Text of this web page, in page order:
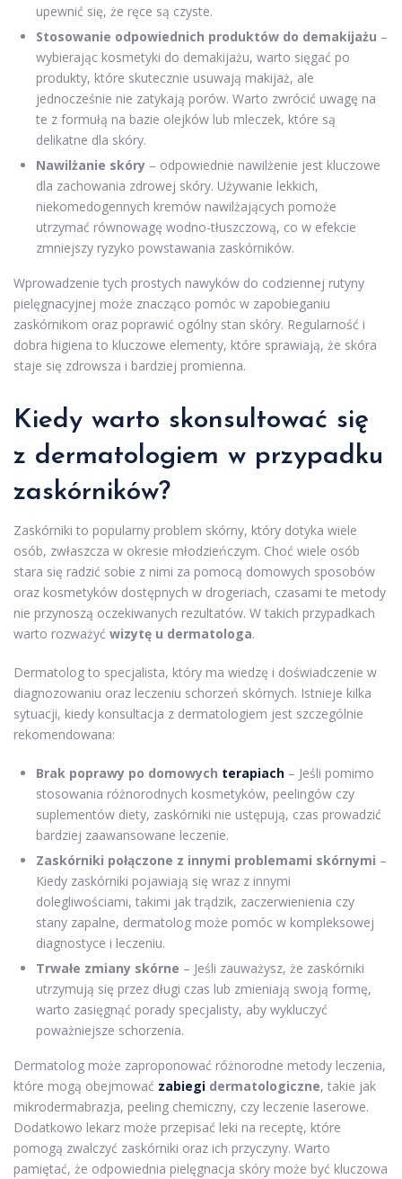
upewnić się, że ręce są czyste.
Stosowanie odpowiednich produktów do demakijażu –
wybierając kosmetyki do demakijażu, warto sięgać po
produkty, które skutecznie usuwają makijaż, ale
jednocześnie nie zatykają porów. Warto zwrócić uwagę na
te z formułą na bazie olejków lub mleczek, które są
delikatne dla skóry.
Nawilżanie skóry – odpowiednie nawilżenie jest kluczowe
dla zachowania zdrowej skóry. Używanie lekkich,
niekomedogennych kremów nawilżających pomoże
utrzymać równowagę wodno-tłuszczową, co w efekcie
zmniejszy ryzyko powstawania zaskórników.
Wprowadzenie tych prostych nawyków do codziennej rutyny
pielęgnacyjnej może znacząco pomóc w zapobieganiu
zaskórnikom oraz poprawić ogólny stan skóry. Regularność i
dobra higiena to kluczowe elementy, które sprawiają, że skóra
staje się zdrowsza i bardziej promienna.
Kiedy warto skonsultować się
z dermatologiem w przypadku
zaskórników?
Zaskórniki to popularny problem skórny, który dotyka wiele
osób, zwłaszcza w okresie młodzieńczym. Choć wiele osób
stara się radzić sobie z nimi za pomocą domowych sposobów
oraz kosmetyków dostępnych w drogeriach, czasami te metody
nie przynoszą oczekiwanych rezultatów. W takich przypadkach
warto rozważyć wizytę u dermatologa.
Dermatolog to specjalista, który ma wiedzę i doświadczenie w
diagnozowaniu oraz leczeniu schorzeń skórnych. Istnieje kilka
sytuacji, kiedy konsultacja z dermatologiem jest szczególnie
rekomendowana:
Brak poprawy po domowych terapiach – Jeśli pomimo
stosowania różnorodnych kosmetyków, peelingów czy
suplementów diety, zaskórniki nie ustępują, czas prowadzić
bardziej zaawansowane leczenie.
Zaskórniki połączone z innymi problemami skórnymi –
Kiedy zaskórniki pojawiają się wraz z innymi
dolegliwościami, takimi jak trądzik, zaczerwienienia czy
stany zapalne, dermatolog może pomóc w kompleksowej
diagnostyce i leczeniu.
Trwałe zmiany skórne – Jeśli zauważysz, że zaskórniki
utrzymują się przez długi czas lub zmieniają swoją formę,
warto zasięgnąć porady specjalisty, aby wykluczyć
poważniejsze schorzenia.
Dermatolog może zaproponować różnorodne metody leczenia,
które mogą obejmować zabiegi dermatologiczne, takie jak
mikrodermabrazja, peeling chemiczny, czy leczenie laserowe.
Dodatkowo lekarz może przepisać leki na receptę, które
pomogą zwalczyć zaskórniki oraz ich przyczyny. Warto
pamiętać, że odpowiednia pielęgnacja skóry może być kluczowa